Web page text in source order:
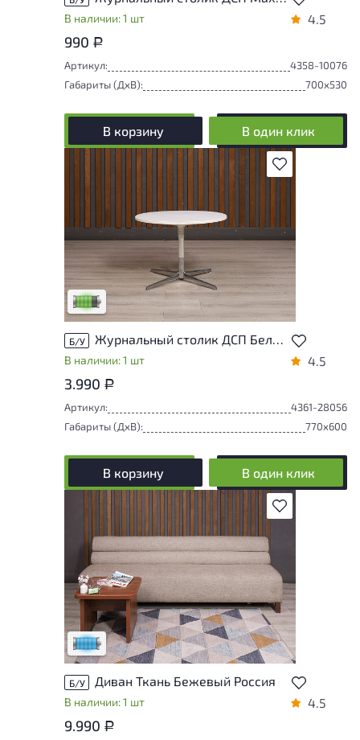
В наличии: 1 шт 4.5
990 Р
Артикул:
4358-10076
Габариты (ДxВ):
700x530
В корзину В один клик
В избранное
У товара присутствуют незначительные
следы эксплуатации, не влияющие на
удобство его использования
Низкая степень износа
Б/У Журнальный столик ДСП Белый Россия
В наличии: 1 шт 4.5
3.990 Р
Артикул:
4361-28056
Габариты (ДxВ):
770x600
В корзину В один клик
В избранное
Состояние товара приближено к новому,
могут присутствовать незначительные
следы эксплуатации
Низкая степень износа
Б/У Диван Ткань Бежевый Россия
В наличии: 1 шт 4.5
9.990 Р